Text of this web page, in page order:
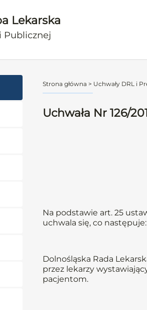
Lekarska
Publicznej
Strona główna > Uchwały DRL i
Uchwała Nr 126/
Na podstawie art. 25
uchwala się, co następuje:
Dolnośląska Rada
przez lekarzy
pacjentom.